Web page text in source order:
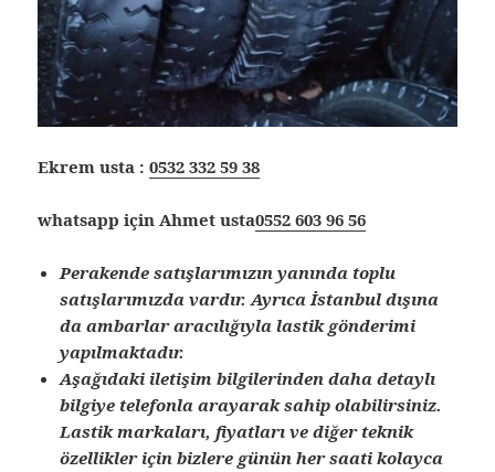
Ekrem usta :0532 332 59 38
whatsapp için Ahmet usta0552 603 96 56
Perakende satışlarımızın yanında toplu
satışlarımızda vardır. Ayrıca İstanbul dışına
da ambarlar aracılığıyla lastik gönderimi
yapılmaktadır.
Aşağıdaki iletişim bilgilerinden daha detaylı
bilgiye telefonla arayarak sahip olabilirsiniz.
Lastik markaları, fiyatları ve diğer teknik
özellikler için bizlere günün her saati kolayca